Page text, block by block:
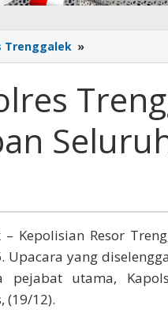
Trenggalek »
Trenggalek:
Negara
Kewajiban
Seluruh
Komponen
– Kepolisian Resor
Upacara yang
utama,
(19/12).